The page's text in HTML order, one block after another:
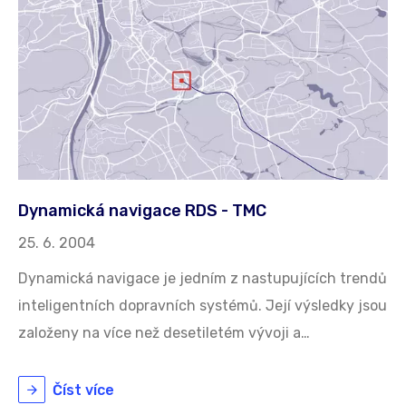
Dynamická navigace RDS - TMC
25. 6. 2004
Dynamická navigace je jedním z nastupujících trendů
inteligentních dopravních systémů. Její výsledky jsou
založeny na více než desetiletém vývoji a…
Číst více